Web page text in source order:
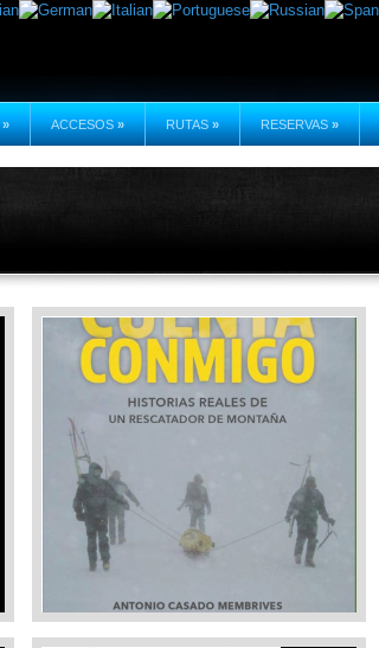
» ACCESOS » RUTAS » RESERVAS »
Cuenta Conmigo, la cara más humana
del GREIM
Antonio Casado, uno de nuestros
«Ángeles de la Guarda Verdes, los
GREIM», acaba de presentar este libro
altamente recomendable que transmite
esos valores que siempre nos deberían
acompañar a todos. Antonio da
testimonio de su trabajo y dedicación a
través de sus muchas experiencias, en
muchas ocasiones al límite, y que son
el día a […]
Leer Más »